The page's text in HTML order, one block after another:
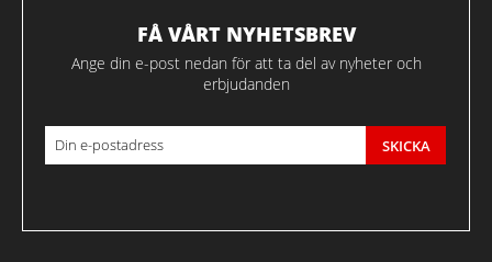
FÅ VÅRT NYHETSBREV
Ange din e-post nedan för att ta del av nyheter och
erbjudanden
SKICKA